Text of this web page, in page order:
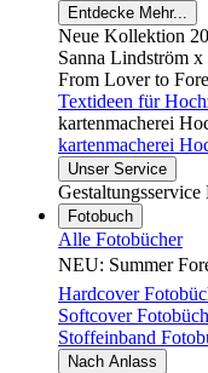
Entdecke Mehr...
Neue Kollektion
Sanna Lindström x
From Lover to
Textideen für
kartenmacherei
kartenmacherei
Unser Service
Gestaltungsservice
Fotobuch
Alle Fotobücher
NEU: Summer
Hardcover
Softcover
Stoffeinband
Nach Anlass